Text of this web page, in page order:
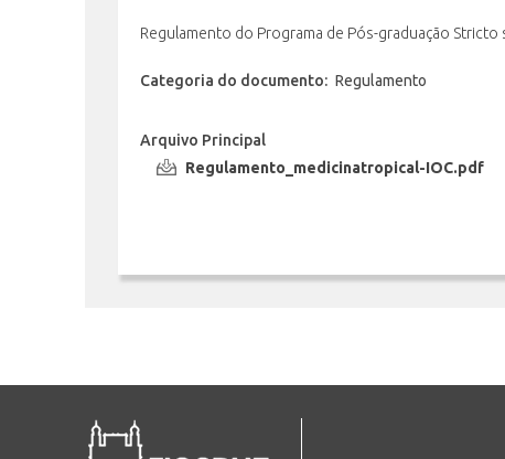
Regulamento do Programa de Pós-graduação Stricto
Categoria do documento: Regulamento
Arquivo Principal
Regulamento_medicinatropical-IOC.pdf